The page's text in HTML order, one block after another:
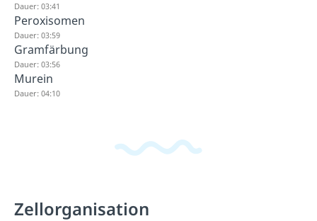
Dauer: 03:41
Peroxisomen
Dauer: 03:59
Gramfärbung
Dauer: 03:56
Murein
Dauer: 04:10
Zellorganisation